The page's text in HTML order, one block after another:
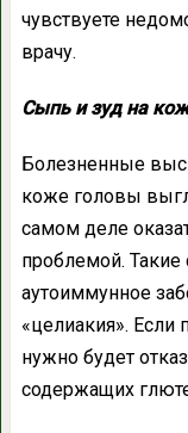
чувствуете
врачу.
Сыпь и зуд на
Болезненные
коже головы
самом деле
проблемой.
аутоиммунное
«целиакия». Если
нужно будет
содержащих